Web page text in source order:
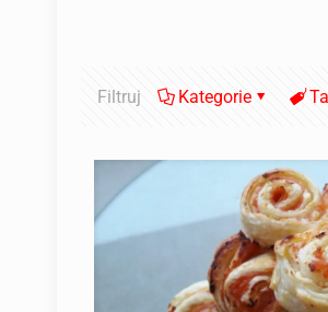
Filtruj Kategorie